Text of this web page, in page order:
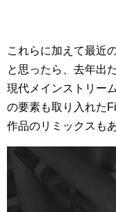
これらに加えて最近
と思ったら、去年出
現代メインストリー
の要素も取り入れた
作品のリミックスも